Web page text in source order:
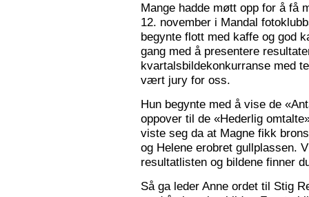
Mange hadde møtt opp for å få
12. november i Mandal
begynte flott med kaffe og god
gang med å presentere
kvartalsbildekonkurranse med
vært jury for oss.
Hun begynte med å vise de
oppover til de «Hederlig
viste seg da at Magne fikk
og Helene erobret gullplassen.
resultatlisten og bildene finner
Så ga leder Anne ordet til Stig